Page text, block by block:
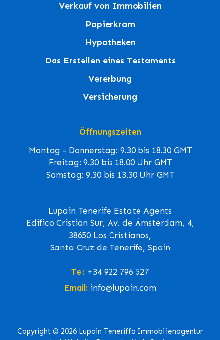
Verkauf von Immobilien
Papierkram
Hypotheken
Das Erstellen eines Testaments
Vererbung
Versicherung
Öffnungszeiten
Montag - Donnerstag: 9.30 bis 18.30 GMT
Freitag: 9.30 bis 18.00 Uhr GMT
Samstag: 9.30 bis 13.30 Uhr GMT
Lupain Tenerife Estate Agents
Edifico Cristian Sur, Av. de Ámsterdam, 4,
38650 Los Cristianos,
Santa Cruz de Tenerife, Spain
Tel: +34 922 796 527
Email: info@lupain.com
Copyright © 2026 Lupain Teneriffa Immobilienagentur